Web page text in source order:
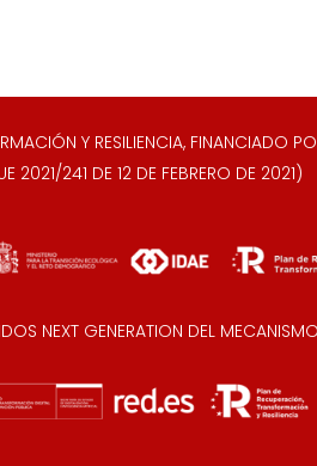
Y RESILIENCIA, FINANCIADO
2021/241 DE 12 DE FEBRERO DE 2021)
NEXT GENERATION DEL